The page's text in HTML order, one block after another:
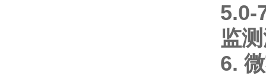
5.0-
监
6.